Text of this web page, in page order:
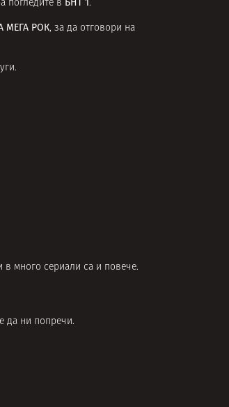
погледите в БНТ 1 .
МЕГА РОК, за да отговори на
много сериали са и повече.
да ни попречи.